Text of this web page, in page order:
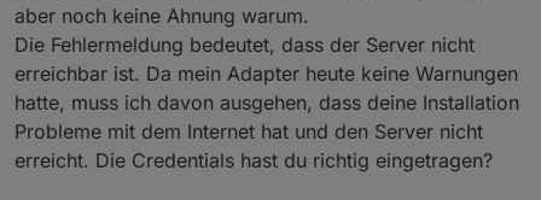
Nun mein erstes Feedback dazu.
Installation hat geklappt über die Katze /
Benutzerdefiniert. Nur mit dem kleinen Manko,
dass die Installation scheinbar nicht zu Ende
geführt wurde und sich das Fenster nicht
schloss, aber unter Adapter war er dann da
aber noch keine Ahnung warum.
Die Fehlermeldung bedeutet, dass der Server nicht
erreichbar ist. Da mein Adapter heute keine Warnungen
hatte, muss ich davon ausgehen, dass deine Installation
Probleme mit dem Internet hat und den Server nicht
erreicht. Die Credentials hast du richtig eingetragen?